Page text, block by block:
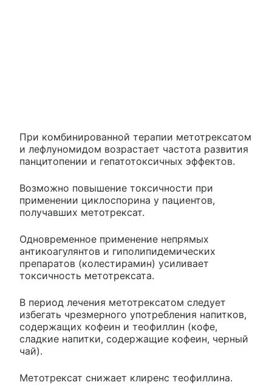
При комбинированной терапии метотрексатом
и лефлуномидом возрастает частота развития
панцитопении и гепатотоксичных эффектов.
Возможно повышение токсичности при
применении циклоспорина у пациентов,
получавших метотрексат.
Одновременное применение непрямых
антикоагулянтов и гиполипидемических
препаратов (колестирамин) усиливает
токсичность метотрексата.
В период лечения метотрексатом следует
избегать чрезмерного употребления напитков,
содержащих кофеин и теофиллин (кофе,
сладкие напитки, содержащие кофеин, черный
чай).
Метотрексат снижает клиренс теофиллина.